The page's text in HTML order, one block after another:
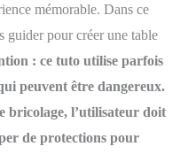
mémorable. Dans ce
guider pour créer une table
: ce tuto utilise parfois
peuvent être dangereux.
bricolage, l’utilisateur doit
de protections pour